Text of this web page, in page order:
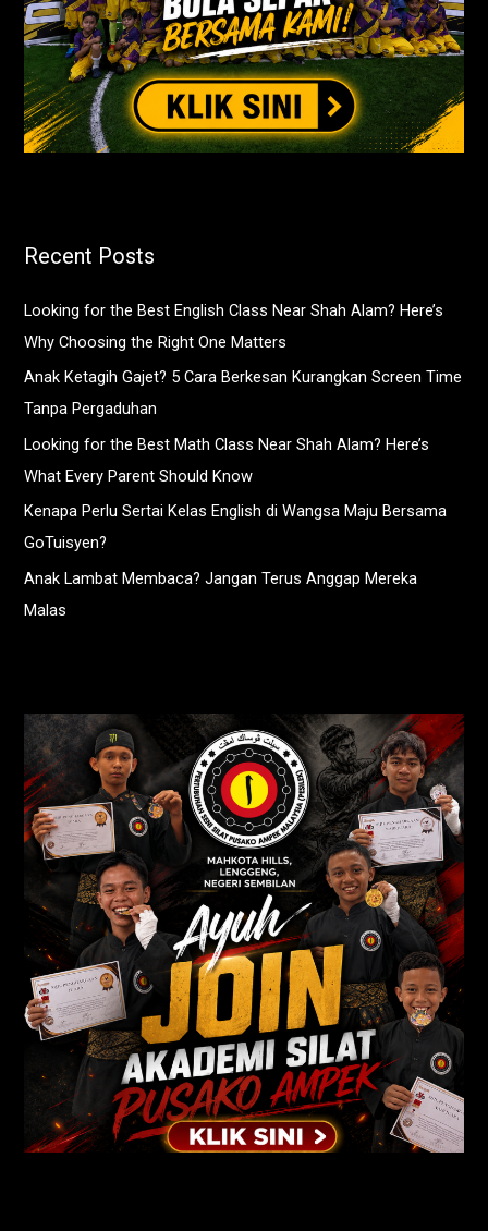
Recent Posts
Looking for the Best English Class Near Shah Alam? Here’s
Why Choosing the Right One Matters
Anak Ketagih Gajet? 5 Cara Berkesan Kurangkan Screen Time
Tanpa Pergaduhan
Looking for the Best Math Class Near Shah Alam? Here’s
What Every Parent Should Know
Kenapa Perlu Sertai Kelas English di Wangsa Maju Bersama
GoTuisyen?
Anak Lambat Membaca? Jangan Terus Anggap Mereka
Malas